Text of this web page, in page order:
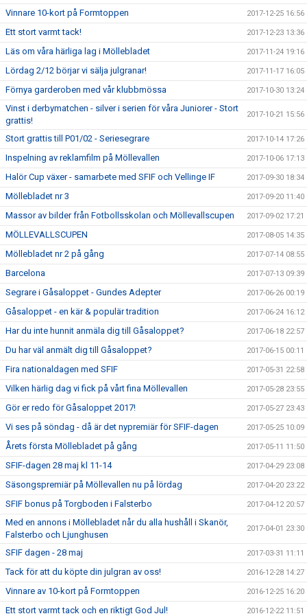
Vinnare 10-kort på Formtoppen 2017-12-25 16:56
Ett stort varmt tack! 2017-12-23 13:36
Läs om våra härliga lag i Möllebladet 2017-11-24 19:16
Lördag 2/12 börjar vi sälja julgranar! 2017-11-17 16:05
Förnya garderoben med vår klubbmössa 2017-10-30 13:24
Vinst i derbymatchen - silver i serien för våra Juniorer - Stort
grattis!
2017-10-21 15:56
Stort grattis till P01/02 - Seriesegrare 2017-10-14 17:26
Inspelning av reklamfilm på Möllevallen 2017-10-06 17:13
Halör Cup växer - samarbete med SFIF och Vellinge IF 2017-09-30 18:34
Möllebladet nr 3 2017-09-20 11:40
Massor av bilder från Fotbollsskolan och Möllevallscupen 2017-09-02 17:21
MÖLLEVALLSCUPEN 2017-08-05 14:35
Möllebladet nr 2 på gång 2017-07-14 08:55
Barcelona 2017-07-13 09:39
Segrare i Gåsaloppet - Gundes Adepter 2017-06-26 00:19
Gåsaloppet - en kär & populär tradition 2017-06-24 16:12
Har du inte hunnit anmäla dig till Gåsaloppet? 2017-06-18 22:57
Du har väl anmält dig till Gåsaloppet? 2017-06-15 00:11
Fira nationaldagen med SFIF 2017-05-31 22:58
Vilken härlig dag vi fick på vårt fina Möllevallen 2017-05-28 23:55
Gör er redo för Gåsaloppet 2017! 2017-05-27 23:43
Vi ses på söndag - då är det nypremiär för SFIF-dagen 2017-05-25 10:09
Årets första Möllebladet på gång 2017-05-11 11:50
SFIF-dagen 28 maj kl 11-14 2017-04-29 23:08
Säsongspremiär på Möllevallen nu på lördag 2017-04-20 23:22
SFIF bonus på Torgboden i Falsterbo 2017-04-12 20:57
Med en annons i Möllebladet når du alla hushåll i Skanör,
Falsterbo och Ljunghusen
2017-04-01 23:30
SFIF dagen - 28 maj 2017-03-31 11:11
Tack för att du köpte din julgran av oss! 2016-12-28 14:27
Vinnare av 10-kort på Formtoppen 2016-12-25 16:20
Ett stort varmt tack och en riktigt God Jul! 2016-12-22 11:51